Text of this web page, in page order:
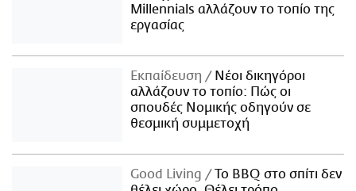
Millennials αλλάζουν το τοπίο της
εργασίας
Εκπαίδευση
Νέοι δικηγόροι
αλλάζουν το τοπίο: Πώς οι
σπουδές Νομικής οδηγούν σε
θεσμική συμμετοχή
Good Living
Το BBQ στο σπίτι δεν